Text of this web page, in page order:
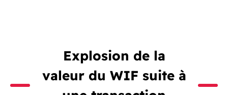
Explosion de la
valeur du WIF suite à